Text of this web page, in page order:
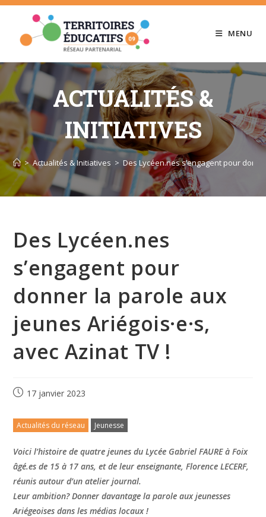
Skip
content
MENU
ACTUALITÉS &
INITIATIVES
> Actualités & Initiatives > Des Lycéen.nes s’engagent pour
Des Lycéen.nes
s’engagent pour
donner la parole aux
jeunes Ariégois·e·s,
avec Azinat TV !
17 janvier 2023
Actualités du réseau Jeunesse
Voici l’histoire de quatre jeunes du Lycée Gabriel FAURE à Foix
âgé.es de 15 à 17 ans, et de leur enseignante, Florence LECERF,
réunis autour d’un atelier journal.
Leur ambition? Donner davantage la parole aux jeunesses
Ariégeoises dans les médias locaux !